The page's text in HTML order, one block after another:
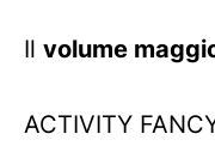
Il volume
ACTIVITY